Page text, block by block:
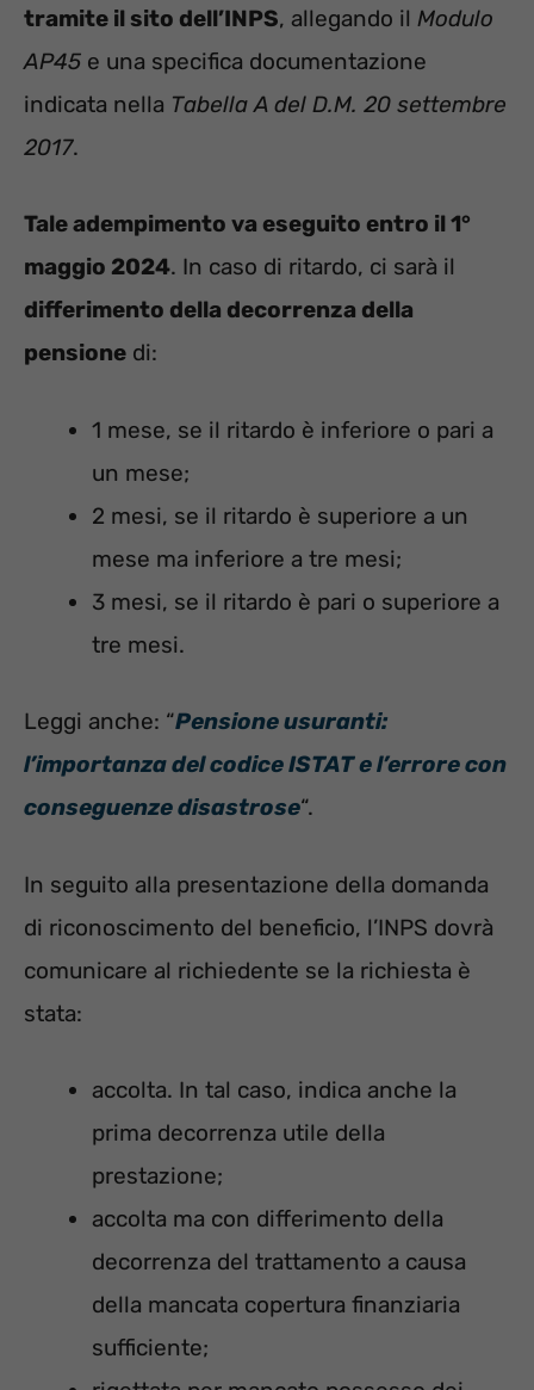
tramite il sito dell’INPS, allegando il Modulo
AP45 e una specifica documentazione
indicata nella Tabella A del D.M. 20 settembre
2017.
Tale adempimento va eseguito entro il 1°
maggio 2024. In caso di ritardo, ci sarà il
differimento della decorrenza della
pensione di:
1 mese, se il ritardo è inferiore o pari a
un mese;
2 mesi, se il ritardo è superiore a un
mese ma inferiore a tre mesi;
3 mesi, se il ritardo è pari o superiore a
tre mesi.
Leggi anche: “Pensione usuranti:
l’importanza del codice ISTAT e l’errore con
conseguenze disastrose“.
In seguito alla presentazione della domanda
di riconoscimento del beneficio, l’INPS dovrà
comunicare al richiedente se la richiesta è
stata:
accolta. In tal caso, indica anche la
prima decorrenza utile della
prestazione;
accolta ma con differimento della
decorrenza del trattamento a causa
della mancata copertura finanziaria
sufficiente;